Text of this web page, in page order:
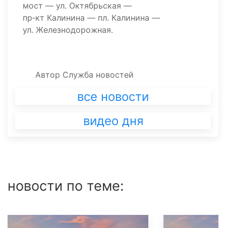
мост — ул. Октябрьская —
пр‑кт Калинина — пл. Калинина —
ул. Железнодорожная.
Автор Служба новостей
все новости
видео дня
новости по теме: